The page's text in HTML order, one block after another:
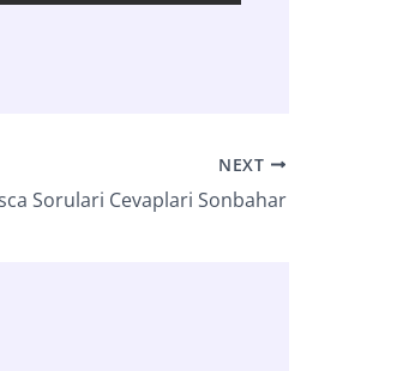
NEXT
Sorulari Cevaplari Sonbahar